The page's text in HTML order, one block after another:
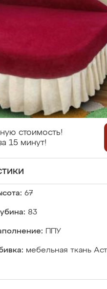
стоимость!
15 минут!
67
83
ППУ
мебельная ткань